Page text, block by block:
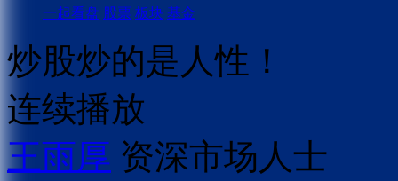
一起看盘 股票 板块 基金
炒股炒的是人性！
连续播放
王雨厚 资深市场人士